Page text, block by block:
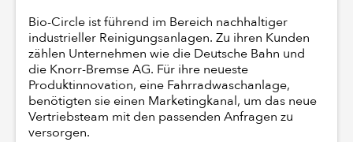
Bio-Circle ist führend im Bereich nachhaltiger
industrieller Reinigungsanlagen. Zu ihren Kunden
zählen Unternehmen wie die Deutsche Bahn und
die Knorr-Bremse AG. Für ihre neueste
Produktinnovation, eine Fahrradwaschanlage,
benötigten sie einen Marketingkanal, um das neue
Vertriebsteam mit den passenden Anfragen zu
versorgen.